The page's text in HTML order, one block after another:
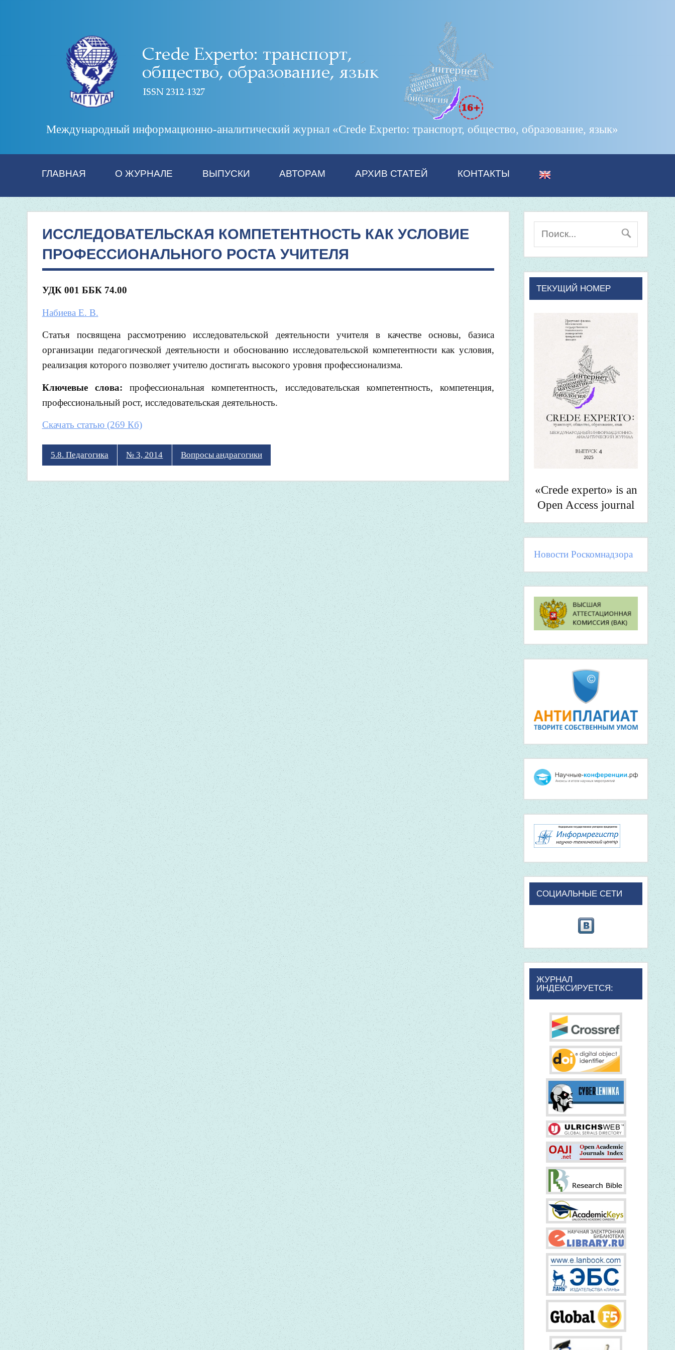
Международный информационно-аналитический журнал «Crede Experto: транспорт, общество, образование, язык»
ГЛАВНАЯ О ЖУРНАЛЕ ВЫПУСКИ АВТОРАМ АРХИВ СТАТЕЙ КОНТАКТЫ
ИССЛЕДОВАТЕЛЬСКАЯ КОМПЕТЕНТНОСТЬ КАК УСЛОВИЕ
ПРОФЕССИОНАЛЬНОГО РОСТА УЧИТЕЛЯ
УДК 001 ББК 74.00
Набиева Е. В.
Статья посвящена рассмотрению исследовательской деятельности учителя в качестве основы, базиса
организации педагогической деятельности и обоснованию исследовательской компетентности как условия,
реализация которого позволяет учителю достигать высокого уровня профессионализма.
Ключевые слова:профессиональная компетентность, исследовательская компетентность, компетенция,
профессиональный рост, исследовательская деятельность.
Скачать статью (269 Кб)
5.8. Педагогика № 3, 2014 Вопросы андрагогики
ТЕКУЩИЙ НОМЕР
«Crede experto» is an
Open Access journal
Новости Роскомнадзора
СОЦИАЛЬНЫЕ СЕТИ
ЖУРНАЛ
ИНДЕКСИРУЕТСЯ: